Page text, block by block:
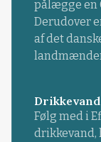
pålægge en
Derudover
af det
Følg med i
drikkevand,